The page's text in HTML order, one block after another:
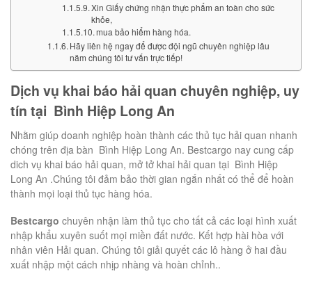
Xin Giấy chứng nhận thực phẩm an toàn cho sức
khỏe,
mua bảo hiểm hàng hóa.
Hãy liên hệ ngay để được đội ngũ chuyên nghiệp lâu
năm chúng tôi tư vấn trực tiếp!
Dịch vụ khai báo hải quan chuyên nghiệp, uy
tín tại Bình Hiệp Long An
Nhằm giúp doanh nghiệp hoàn thành các thủ tục hải quan nhanh
chóng trên địa bàn Bình Hiệp Long An. Bestcargo nay cung cấp
dich vụ khai báo hải quan, mở tở khai hải quan tại Bình Hiệp
Long An .Chúng tôi đảm bảo thời gian ngắn nhất có thể để hoàn
thành mọi loại thủ tục hàng hóa.
Bestcargo chuyên nhận làm thủ tục cho tất cả các loại hình xuất
nhập khẩu xuyên suốt mọi miền đất nước. Kết hợp hài hòa với
nhân viên Hải quan. Chúng tôi giải quyết các lô hàng ở hai đầu
xuất nhập một cách nhịp nhàng và hoàn chỉnh..